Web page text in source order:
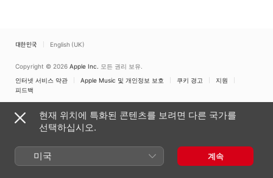
대한민국 English (UK)
Copyright © 2026 Apple Inc. 모든 권리 보유.
인터넷 서비스 약관
Apple Music 및 개인정보 보호 쿠키 경고
지원
피드백
현재 위치에 특화된 콘텐츠를 보려면 다른 국가를
선택하십시오.
미국 계속